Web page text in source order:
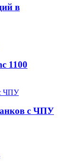
в
1100
с ЧПУ